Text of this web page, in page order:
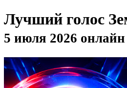
Лучший голос
5 июля 2026 онлайн